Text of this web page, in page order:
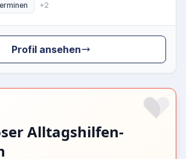
+2
Profil ansehen
Alltagshilfen-